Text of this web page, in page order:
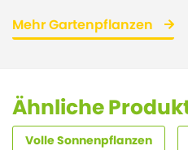
Mehr Gartenpflanzen
Ähnliche
Volle Sonnenpflanzen